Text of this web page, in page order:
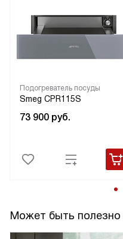
Подогреватель посуды
Smeg CPR115S
73 900 руб.
Может быть полезно